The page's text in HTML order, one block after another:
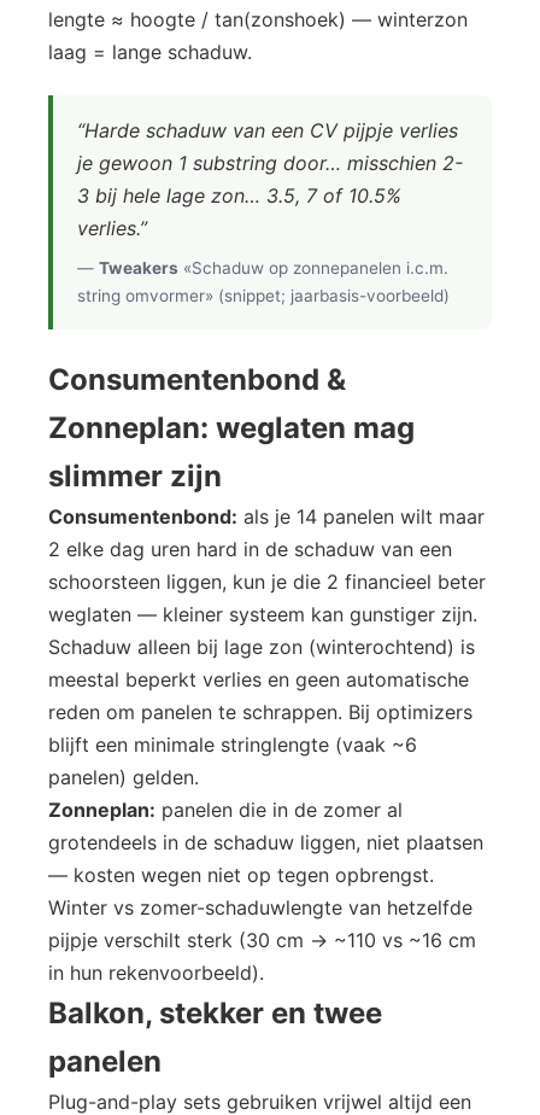
lengte ≈ hoogte / tan(zonshoek) — winterzon
laag = lange schaduw.
“Harde schaduw van een CV pijpje verlies
je gewoon 1 substring door… misschien 2-
3 bij hele lage zon… 3.5, 7 of 10.5%
verlies.”
— Tweakers «Schaduw op zonnepanelen i.c.m.
string omvormer» (snippet; jaarbasis-voorbeeld)
Consumentenbond &
Zonneplan: weglaten mag
slimmer zijn
Consumentenbond: als je 14 panelen wilt maar
2 elke dag uren hard in de schaduw van een
schoorsteen liggen, kun je die 2 financieel beter
weglaten — kleiner systeem kan gunstiger zijn.
Schaduw alleen bij lage zon (winterochtend) is
meestal beperkt verlies en geen automatische
reden om panelen te schrappen. Bij optimizers
blijft een minimale stringlengte (vaak ~6
panelen) gelden.
Zonneplan: panelen die in de zomer al
grotendeels in de schaduw liggen, niet plaatsen
— kosten wegen niet op tegen opbrengst.
Winter vs zomer-schaduwlengte van hetzelfde
pijpje verschilt sterk (30 cm → ~110 vs ~16 cm
in hun rekenvoorbeeld).
Balkon, stekker en twee
panelen
Plug-and-play sets gebruiken vrijwel altijd een